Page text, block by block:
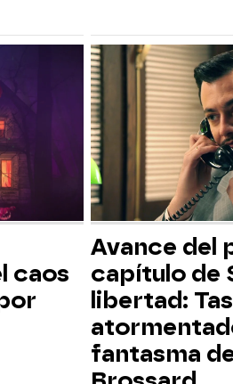
caos
Avance del
capítulo de
libertad:
fantasma